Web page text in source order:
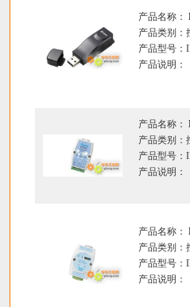
产品名称：
产品类别：
产品型号：
产品说明：
产品名称：
产品类别：
产品型号：
产品说明：
产品名称：
产品类别：
产品型号：
产品说明：